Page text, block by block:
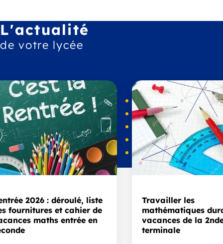
L'actualité
de votre lycée
2026 : déroulé, liste
fournitures et cahier de
maths entrée en
Travailler les
mathématiques
vacances de la
terminale